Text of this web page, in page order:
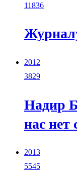
11836
2012
3829
Надир
нас нет
2013
5545